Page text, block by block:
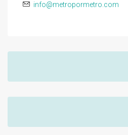
info@metropormetro.com